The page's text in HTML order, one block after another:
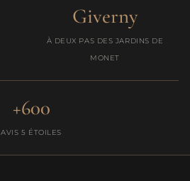
Giverny
À DEUX PAS DES JARDINS DE
MONET
+600
AVIS 5 ÉTOILES